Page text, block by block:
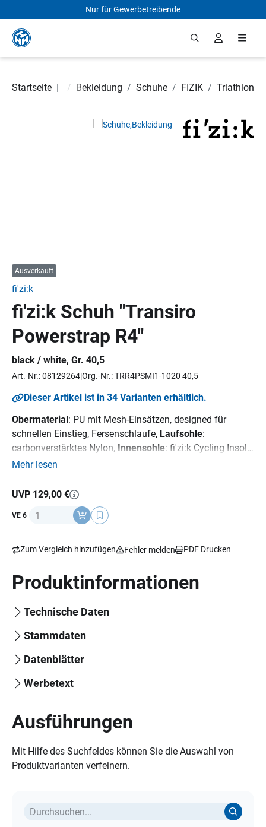
Zum Hauptinhalt springen
Nur für Gewerbetreibende
Startseite |
Fahrradteile / Bekleidung / Schuhe / FIZIK / Triathlon
Bildergalerie überspringen
Ausverkauft
fi'zi:k
fi'zi:k Schuh "Transiro
Powerstrap R4"
black / white, Gr. 40,5
Art.-Nr.: 08129264Org.-Nr.: TRR4PSMI1-1020 40,5
Dieser Artikel ist in 34 Varianten erhältlich.
Obermaterial: PU mit Mesh-Einsätzen, designed für
schnellen Einstieg, Fersenschlaufe, Laufsohle:
carbonverstärktes Nylon, Innensohle: fi'zi:k Cycling Insole,
Verschluss
Mehr lesen
UVP 129,00 €
VE 6 Anzahl
Zum Vergleich hinzufügen Fehler melden PDF Drucken
Produktinformationen
Technische Daten
Stammdaten
Datenblätter
Werbetext
Ausführungen
Mit Hilfe des Suchfeldes können Sie die Auswahl von
Produktvarianten verfeinern.